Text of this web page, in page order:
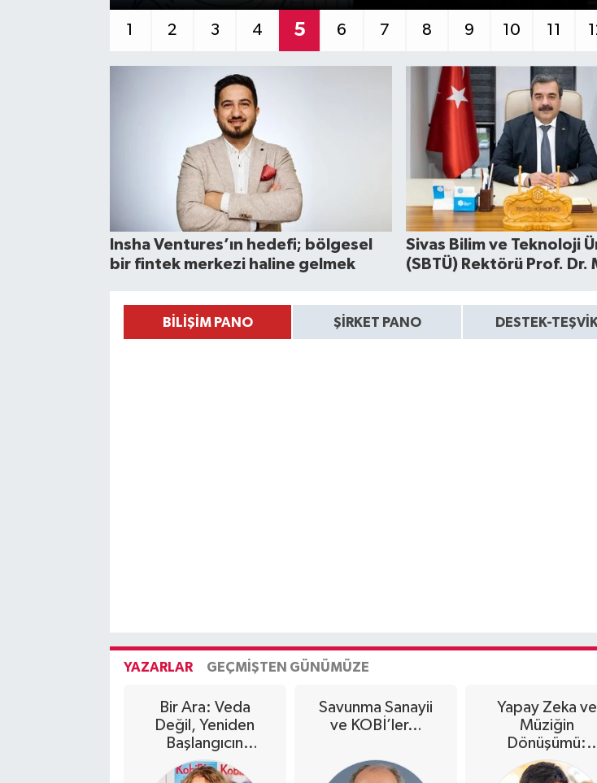
1 2 3 4 5 6 7 8 9 10 11
Insha Ventures’ın hedefi; bölgesel
bir fintek merkezi haline gelmek
Sivas Bilim ve Teknoloji
(SBTÜ) Rektörü Prof. Dr.
Burada”
BİLİŞİM PANO ŞİRKET PANO DESTEK-
YAZARLAR GEÇMIŞTEN GÜNÜMÜZE
Bir Ara: Veda
Değil, Yeniden
Başlangıcın
Sessizliği
Savunma Sanayii
ve KOBİ’ler…
Yapay Zeka ve
Müziğin
Dönüşümü:
Yeniliğe Doğru